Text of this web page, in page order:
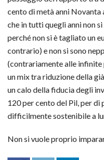
cento di metà anni
che in tutti quegli anni non
perché non si è tagliato un
contrario) e non si sono
(contrariamente alle infinite
un mix tra riduzione della
un calo della fiducia degli
120 per cento del Pil, per di
difficilmente sostenibile a
Non si vuole proprio